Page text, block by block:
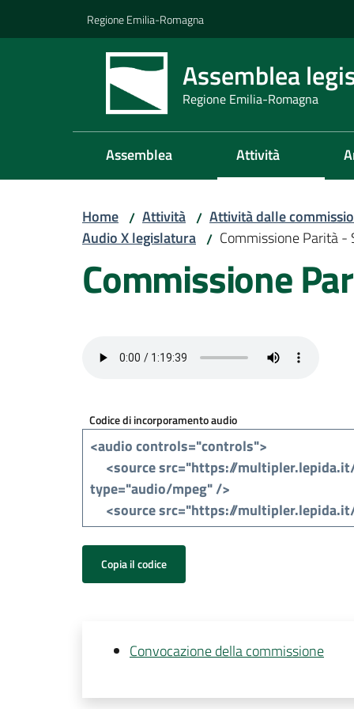
Regione Emilia-Romagna
Assemblea
Regione Emilia-Romagna
Assemblea Attività
Home / Attività / Attività dalle
Audio X legislatura / Commissione Parità
Commissione
Codice di incorporamento audio
Copia il codice
Convocazione della commissione